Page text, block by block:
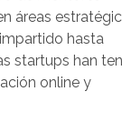
áreas
hasta
startups han
online y